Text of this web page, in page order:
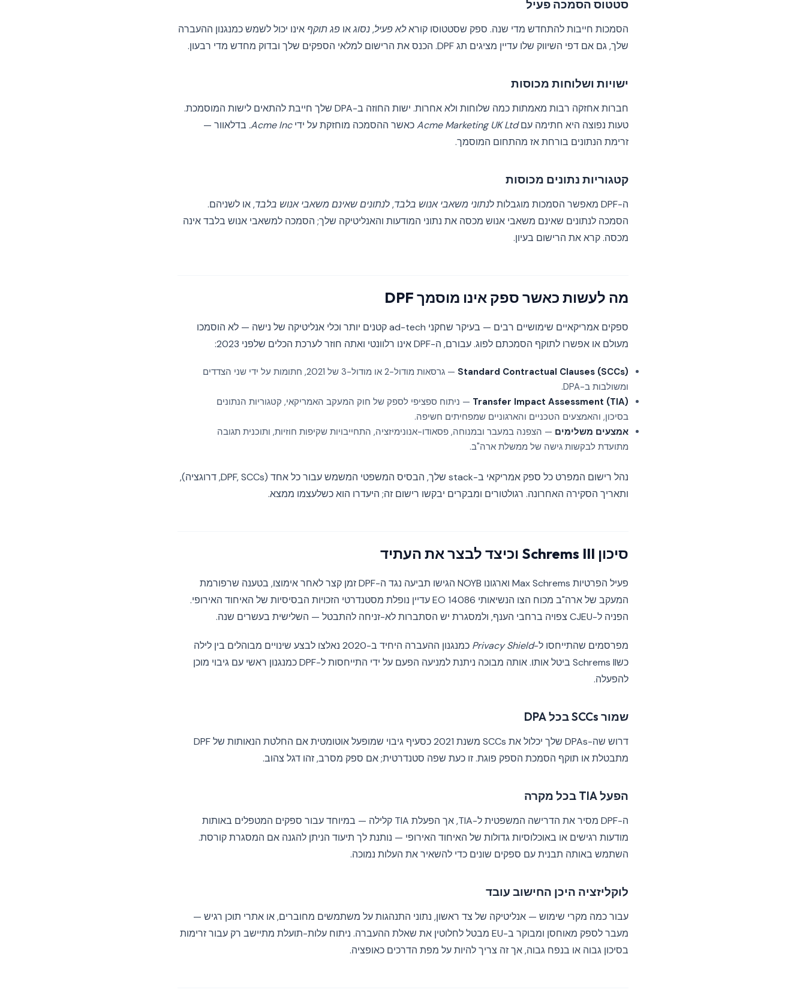
סטטוס הסמכה פעיל
הסמכות חייבות להתחדש מדי שנה. ספק שסטטוסו קוראלא פעיל,נסוגאו פג תוקף אינו יכול לשמש כמנגנון ההעברה
שלך, גם אם דפי השיווק שלו עדיין מציגים תג DPF. הכנס את הרישום למלאי הספקים שלך ובדוק מחדש מדי רבעון.
ישויות ושלוחות מכוסות
חברות אחזקה רבות מאמתות כמה שלוחות ולא אחרות. ישות החוזה ב-DPA שלך חייבת להתאים לישות המוסמכת.
טעות נפוצה היא חתימה עםAcme Marketing UK Ltdכאשר ההסמכה מוחזקת על ידיAcme Inc. בדלאוור —
זרימת הנתונים בורחת אז מהתחום המוסמך.
קטגוריות נתונים מכוסות
ה-DPF מאפשר הסמכות מוגבלות ל נתוני משאבי אנוש בלבד, לנתונים שאינם משאבי אנוש בלבד, או לשניהם.
הסמכה לנתונים שאינם משאבי אנוש מכסה את נתוני המודעות והאנליטיקה שלך; הסמכה למשאבי אנוש בלבד אינה
מכסה. קרא את הרישום בעיון.
מה לעשות כאשר ספק אינו מוסמך DPF
ספקים אמריקאיים שימושיים רבים — בעיקר שחקני ad-tech קטנים יותר וכלי אנליטיקה של נישה — לא הוסמכו
מעולם או אפשרו לתוקף הסמכתם לפוג. עבורם, ה-DPF אינו רלוונטי ואתה חוזר לערכת הכלים שלפני 2023:
Standard Contractual Clauses (SCCs)
— גרסאות מודול-2 או מודול-3 של 2021, חתומות על ידי שני הצדדים
ומשולבות ב-DPA.
Transfer Impact Assessment (TIA) — ניתוח ספציפי לספק של חוק המעקב האמריקאי, קטגוריות הנתונים
בסיכון, והאמצעים הטכניים והארגוניים שמפחיתים חשיפה.
אמצעים משלימים — הצפנה במעבר ובמנוחה, פסאודו-אנונימיזציה, התחייבויות שקיפות חוזיות, ותוכנית תגובה
מתועדת לבקשות גישה של ממשלת ארה"ב.
נהל רישום המפרט כל ספק אמריקאי ב-stack שלך, הבסיס המשפטי המשמש עבור כל אחד (DPF, SCCs, דרוגציה),
ותאריך הסקירה האחרונה. רגולטורים ומבקרים יבקשו רישום זה; היעדרו הוא כשלעצמו ממצא.
סיכון Schrems III וכיצד לבצר את העתיד
פעיל הפרטיות Max Schrems וארגונו NOYB הגישו תביעה נגד ה-DPF זמן קצר לאחר אימוצו, בטענה שרפורמת
המעקב של ארה"ב מכוח הצו הנשיאותי EO 14086 עדיין נופלת מסטנדרטי הזכויות הבסיסיות של האיחוד האירופי.
הפניה ל-CJEU צפויה ברחבי הענף, ולמסגרת יש הסתברות לא-זניחה להתבטל — השלישית בעשרים שנה.
מפרסמים שהתייחסו ל-Privacy Shield
כמנגנון ההעברה היחיד ב-2020 נאלצו לבצע שינויים מבוהלים בין לילה
כשSchrems II ביטל אותו. אותה מבוכה ניתנת למניעה הפעם על ידי התייחסות ל-DPF כמנגנון ראשי עם גיבוי מוכן
להפעלה.
שמור SCCs בכל DPA
דרוש שה-DPAs שלך יכלול את SCCs משנת 2021 כסעיף גיבוי שמופעל אוטומטית אם החלטת הנאותות של DPF
מתבטלת או תוקף הסמכת הספק פוגת. זו כעת שפה סטנדרטית; אם ספק מסרב, זהו דגל צהוב.
הפעל TIA בכל מקרה
ה-DPF מסיר את הדרישה המשפטית ל-TIA, אך הפעלת TIA קלילה — במיוחד עבור ספקים המטפלים באותות
מודעות רגישים או באוכלוסיות גדולות של האיחוד האירופי — נותנת לך תיעוד הניתן להגנה אם המסגרת קורסת.
השתמש באותה תבנית עם ספקים שונים כדי להשאיר את העלות נמוכה.
לוקליזציה היכן החישוב עובד
עבור כמה מקרי שימוש — אנליטיקה של צד ראשון, נתוני התנהגות על משתמשים מחוברים, או אתרי תוכן רגיש —
מעבר לספק מאוחסן ומבוקר ב-EU מבטל לחלוטין את שאלת ההעברה. ניתוח עלות-תועלת מתיישב רק עבור זרימות
בסיכון גבוה או בנפח גבוה, אך זה צריך להיות על מפת הדרכים כאופציה.